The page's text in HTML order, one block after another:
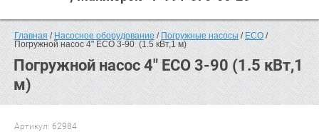
Главная / Насосное оборудование / Погружные насосы / ECO /
Погружной насос 4" ECO 3-90  (1.5 кВт,1 м)
Погружной насос 4" ECO 3-90 (1.5 кВт,1
м)
Артикул: 62984